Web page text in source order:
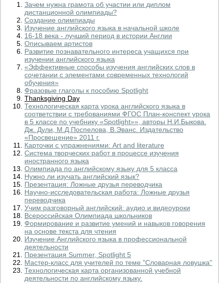
Зачем нужна грамота об участии или диплом
дистанционной олимпиады?
Создание олимпиады
Изучение английского языка в начальной школе
16-18 века - лучший период в истории Англии
Описываем артистов
Развитие познавательного интереса учащихся при
изучении английского языка
«Эффективные способы изучения английских слов в
сочетании с элементами современных технологий
обучения»
Фразовые глаголы к пособию Spotlight
Thanksgiving Day
Технологическая карта урока английского языка в
соответствии с требованиями ФГОС План-конспект урока
в 5 классе по учебнику «Spotlight»», авторы Н.И.Быкова.
Дж. Дули, М.Д.Поспелова, В.Эванс. Издательство
«Просвещение» 2011 г.
Карточки с упражнениями: Art and literature
Система творческих работ в процессе изучения
иностранного языка
Олимпиада по английскому языку для 5 класса
Нужно ли изучать английский язык?
Презентация: Ложные друзья переводчика
Научно-исследовательская работа: Ложные друзья
переводчика
Учим разговорный английский: аудио и видеоуроки
Всероссийская Олимпиада школьников
Формирование и развитие умений и навыков говорения
на основе текста для чтения
Изучение Английского языка в профессиональной
деятельности
Презентация Summer, Spotlight 5
Мастер-класс для учителей по теме "Словарная ловушка"
Технологическая карта организованной учебной
деятельности по английскому языку.